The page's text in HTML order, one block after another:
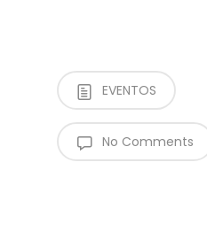
EVENTOS
No Comments